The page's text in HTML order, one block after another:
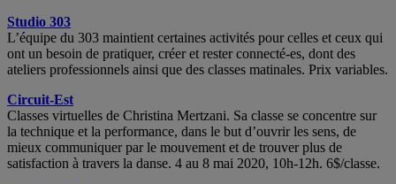
Studio 303
L’équipe du 303 maintient certaines activités pour celles et ceux qui
ont un besoin de pratiquer, créer et rester connecté-es, dont des
ateliers professionnels ainsi que des classes matinales. Prix variables.
Circuit-Est
Classes virtuelles de Christina Mertzani. Sa classe se concentre sur
la technique et la performance, dans le but d’ouvrir les sens, de
mieux communiquer par le mouvement et de trouver plus de
satisfaction à travers la danse. 4 au 8 mai 2020, 10h-12h. 6$/classe.